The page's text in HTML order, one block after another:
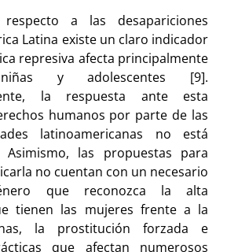
a las desapariciones
Latina existe un claro indicador
represiva afecta principalmente
y adolescentes [9].
la respuesta ante esta
humanos por parte de las
latinoamericanas no está
Asimismo, las propuestas para
no cuentan con un necesario
que reconozca la alta
tienen las mujeres frente a la
la prostitución forzada e
que afectan numerosos